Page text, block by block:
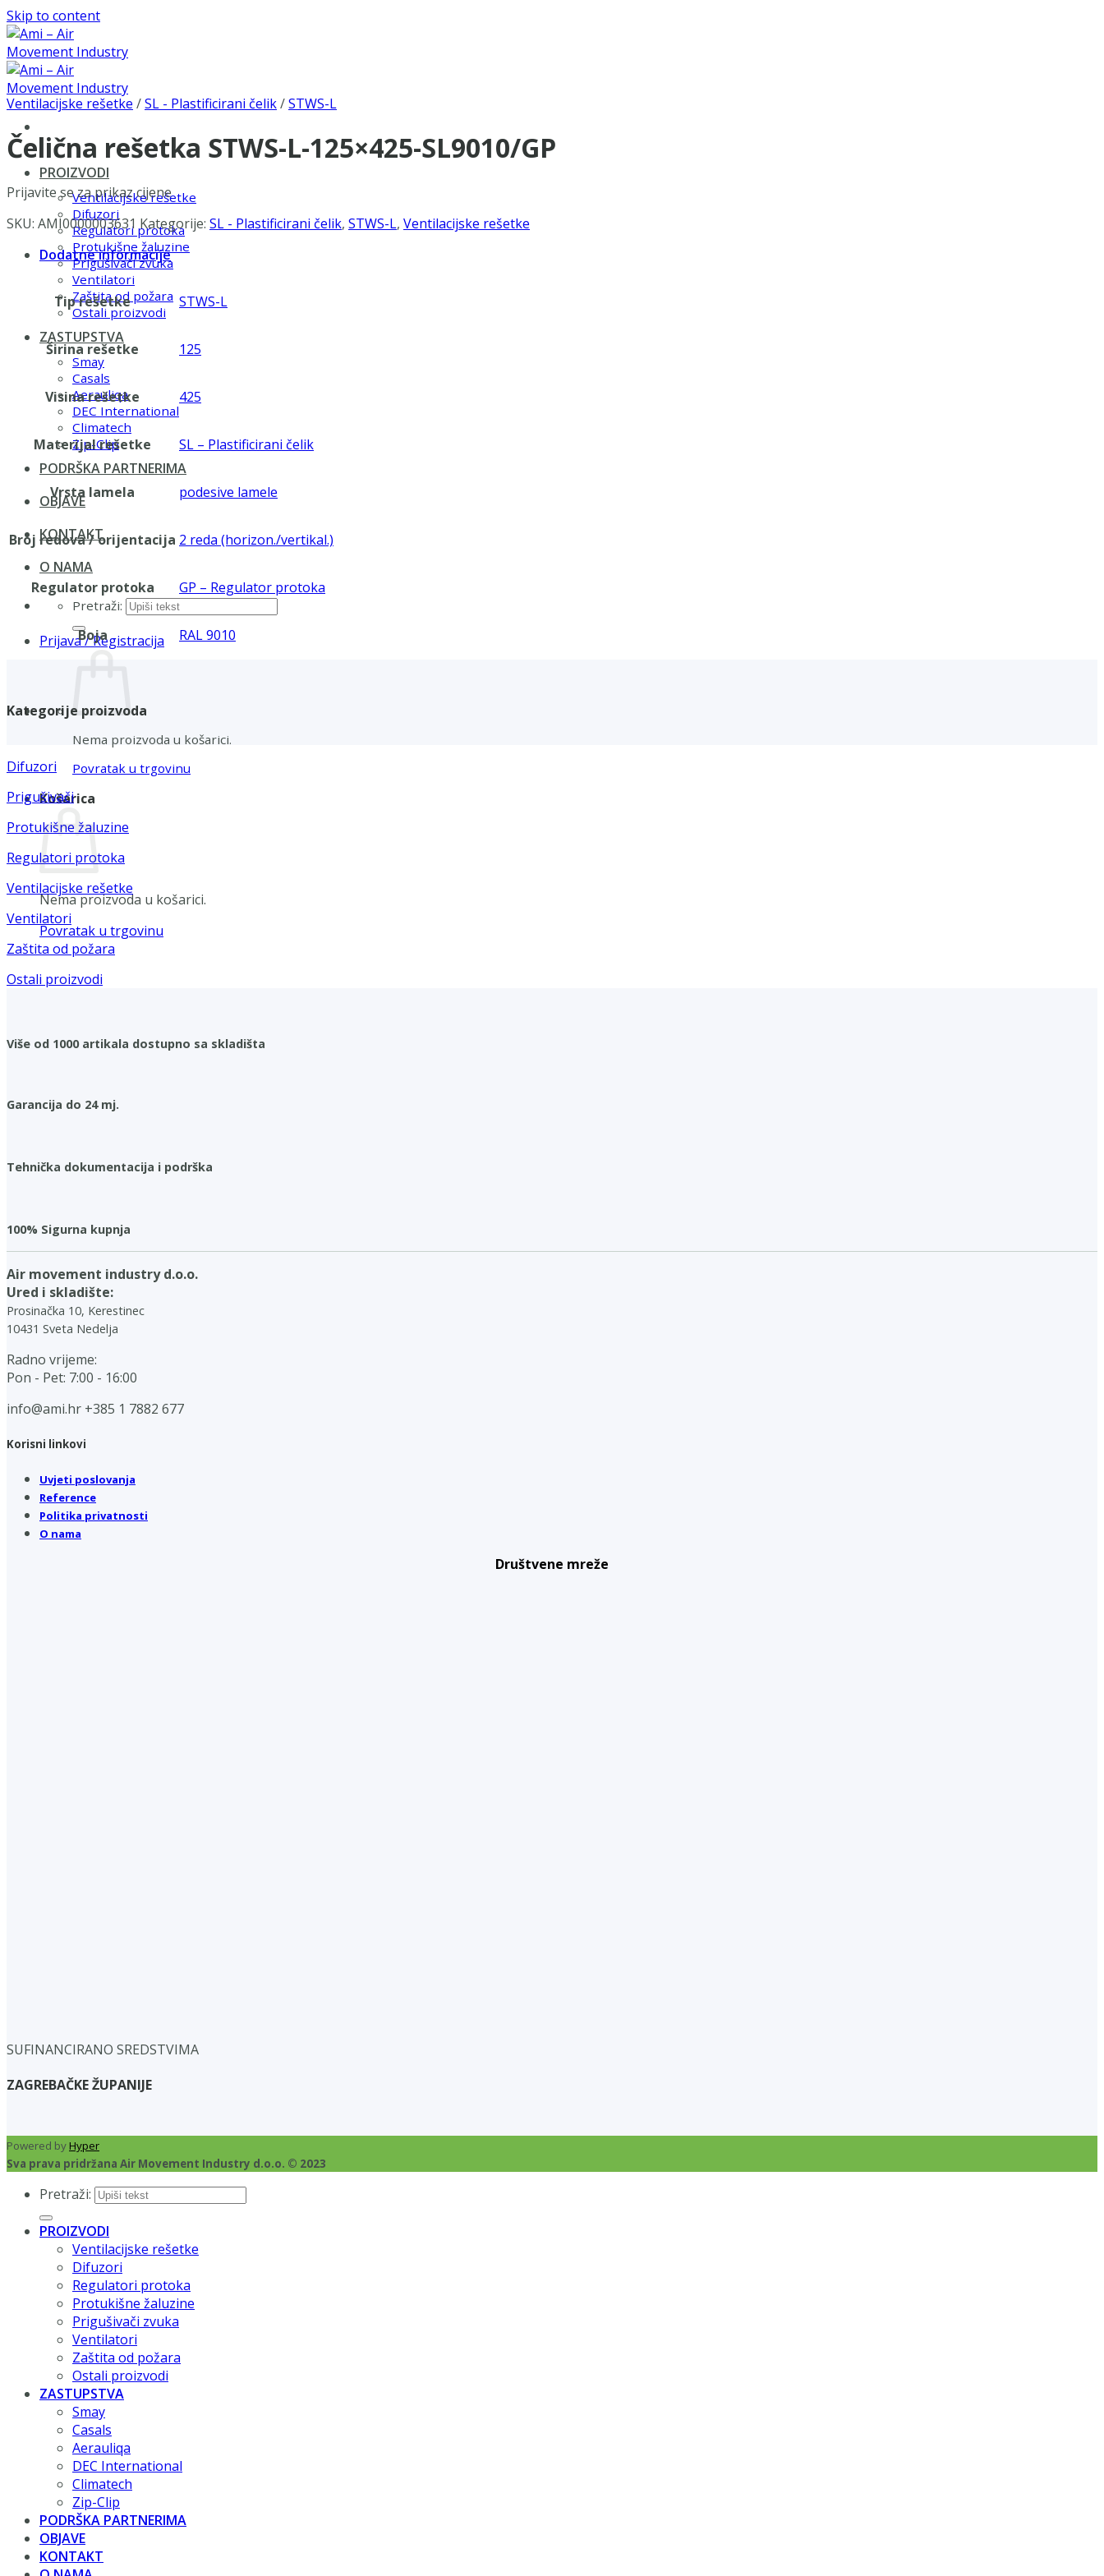
Skip to content
PROIZVODI
Ventilacijske rešetke
Difuzori
Regulatori protoka
Protukišne žaluzine
Prigušivači zvuka
Ventilatori
Zaštita od požara
Ostali proizvodi
ZASTUPSTVA
Smay
Casals
Aerauliqa
DEC International
Climatech
Zip-Clip
PODRŠKA PARTNERIMA
OBJAVE
KONTAKT
O NAMA
Pretraži:
Prijava / Registracija
Nema proizvoda u košarici.
Povratak u trgovinu
Košarica
Nema proizvoda u košarici.
Povratak u trgovinu
Ventilacijske rešetke /SL - Plastificirani čelik/STWS-L
Čelična rešetka STWS-L-125×425-SL9010/GP
Prijavite se za prikaz cijene
SKU: AMI0000003631 Kategorije: SL - Plastificirani čelik, STWS-L, Ventilacijske rešetke
Dodatne informacije
Tip rešetke STWS-L
Širina rešetke 125
Visina rešetke 425
Materijal rešetke SL – Plastificirani čelik
Vrsta lamela podesive lamele
Broj redova / orijentacija 2 reda (horizon./vertikal.)
Regulator protoka GP – Regulator protoka
Boja RAL 9010
Kategorije proizvoda
Difuzori
Prigušivači
Protukišne žaluzine
Regulatori protoka
Ventilacijske rešetke
Ventilatori
Zaštita od požara
Ostali proizvodi
Više od 1000 artikala dostupno sa skladišta
Garancija do 24 mj.
Tehnička dokumentacija i podrška
100% Sigurna kupnja
Air movement industry d.o.o.
Ured i skladište:
Prosinačka 10, Kerestinec
10431 Sveta Nedelja
Radno vrijeme:
Pon - Pet: 7:00 - 16:00
info@ami.hr +385 1 7882 677
Korisni linkovi
Uvjeti poslovanja
Reference
Politika privatnosti
O nama
Društvene mreže
SUFINANCIRANO SREDSTVIMA
ZAGREBAČKE ŽUPANIJE
Powered byHyper
Sva prava pridržana Air Movement Industry d.o.o. © 2023
Pretraži:
PROIZVODI
Ventilacijske rešetke
Difuzori
Regulatori protoka
Protukišne žaluzine
Prigušivači zvuka
Ventilatori
Zaštita od požara
Ostali proizvodi
ZASTUPSTVA
Smay
Casals
Aerauliqa
DEC International
Climatech
Zip-Clip
PODRŠKA PARTNERIMA
OBJAVE
KONTAKT